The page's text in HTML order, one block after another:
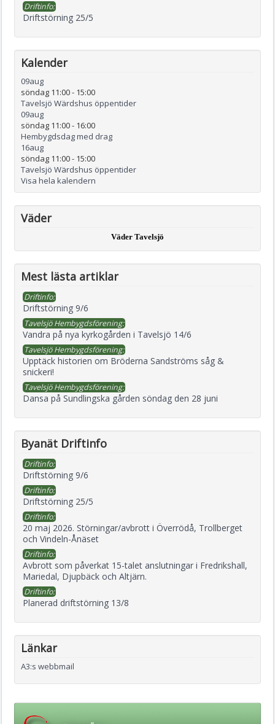
Driftinfo:
Driftstörning 25/5
Kalender
09aug
söndag 11:00- 15:00
Tavelsjö Wärdshus öppentider
09aug
söndag 11:00- 16:00
Hembygdsdag med drag
16aug
söndag 11:00- 15:00
Tavelsjö Wärdshus öppentider
Visa hela kalendern
Väder
Väder Tavelsjö
Mest lästa artiklar
Driftinfo:
Driftstörning 9/6
Tavelsjö Hembygdsförening:
Vandra på nya kyrkogården i Tavelsjö 14/6
Tavelsjö Hembygdsförening:
Upptäck historien om Bröderna Sandströms såg &
snickeri!
Tavelsjö Hembygdsförening:
Dansa på Sundlingska gården söndag den 28 juni
Byanät Driftinfo
Driftinfo:
Driftstörning 9/6
Driftinfo:
Driftstörning 25/5
Driftinfo:
20 maj 2026. Störningar/avbrott i Överrödå, Trollberget
och Vindeln-Ånäset
Driftinfo:
Avbrott som påverkat 15-talet anslutningar i Fredrikshall,
Mariedal, Djupbäck och Altjärn.
Driftinfo:
Planerad driftstörning 13/8
Länkar
A3:s webbmail